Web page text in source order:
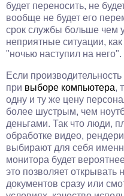
будет переносить, не
вообще не будет его
срок службы больше чем
неприятные ситуации,
"ночью наступил на него".
Если
при выборе компьютера,
одну и ту же цену
более шустрым, чем
деньгами. Так что люди,
обработке видео,
выбирают для себя
монитора будет
это позволяет открывать
документов сразу или